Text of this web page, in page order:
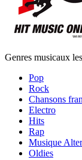
Genres musicaux
Pop
Rock
Chansons
Electro
Hits
Rap
Musique
Oldies